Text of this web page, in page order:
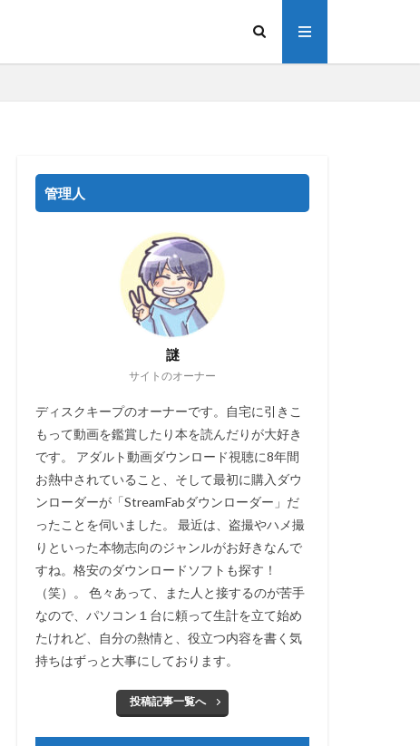
管理人
謎
サイトのオーナー
ディスクキープのオーナーです。自宅に引きこ
もって動画を鑑賞したり本を読んだりが大好き
です。 アダルト動画ダウンロード視聴に8年間
お熱中されていること、そして最初に購入ダウ
ンローダーが「StreamFabダウンローダー」だ
ったことを伺いました。 最近は、盗撮やハメ撮
りといった本物志向のジャンルがお好きなんで
すね。格安のダウンロードソフトも探す！
（笑）。 色々あって、また人と接するのが苦手
なので、パソコン１台に頼って生計を立て始め
たけれど、自分の熱情と、役立つ内容を書く気
持ちはずっと大事にしております。
投稿記事一覧へ